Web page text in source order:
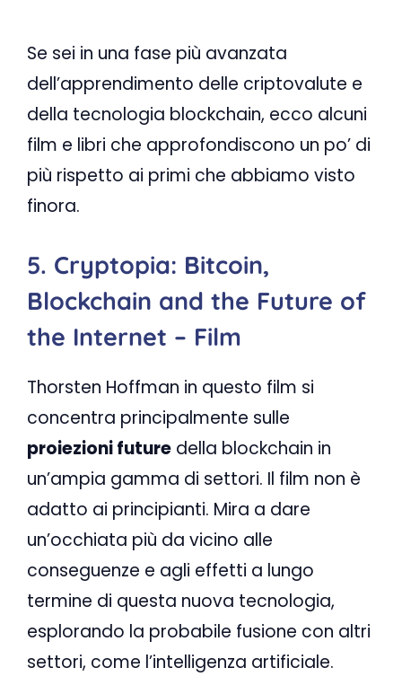
Se sei in una fase più avanzata
dell’apprendimento delle criptovalute e
della tecnologia blockchain, ecco alcuni
film e libri che approfondiscono un po’ di
più rispetto ai primi che abbiamo visto
finora.
5. Cryptopia: Bitcoin,
Blockchain and the Future of
the Internet – Film
Thorsten Hoffman in questo film si
concentra principalmente sulle
proiezioni future della blockchain in
un’ampia gamma di settori. Il film non è
adatto ai principianti. Mira a dare
un’occhiata più da vicino alle
conseguenze e agli effetti a lungo
termine di questa nuova tecnologia,
esplorando la probabile fusione con altri
settori, come l’intelligenza artificiale.